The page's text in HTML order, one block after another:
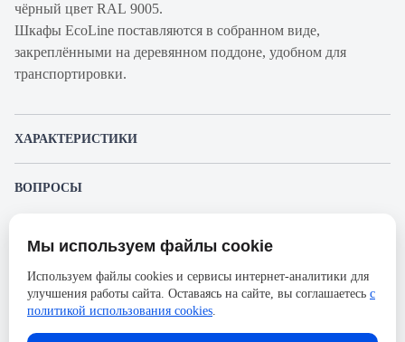
чёрный цвет RAL 9005.
Шкафы EcoLine поставляются в собранном виде,
закреплёнными на деревянном поддоне, удобном для
транспортировки.
ХАРАКТЕРИСТИКИ
Производитель
Zpas
Серия
Ширина, мм
600
ВОПРОСЫ
Пожалуйста, авторизуйтесь, чтобы иметь
возможность оставлять вопросы.
Представленные изображения и характеристики могут отличаться от реального
без предварительного уведомления. Компания АйДистрибьют не несёт
ответственности в случае не соответствия текущей модели товаров фотографиям,
размещённым в карточке товара.
Мы используем файлы cookie
Используем файлы cookies и сервисы интернет-аналитики для
улучшения работы сайта. Оставаясь на сайте, вы соглашаетесь с
политикой использования cookies.